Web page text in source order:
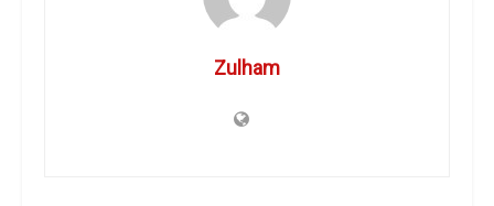
Zulham